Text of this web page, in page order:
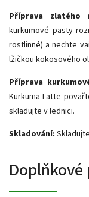
Příprava zlatého
kurkumové pasty
rostlinné) a nechte
lžičkou kokosového
Příprava
Kurkuma Latte
skladujte v lednici.
Skladování: